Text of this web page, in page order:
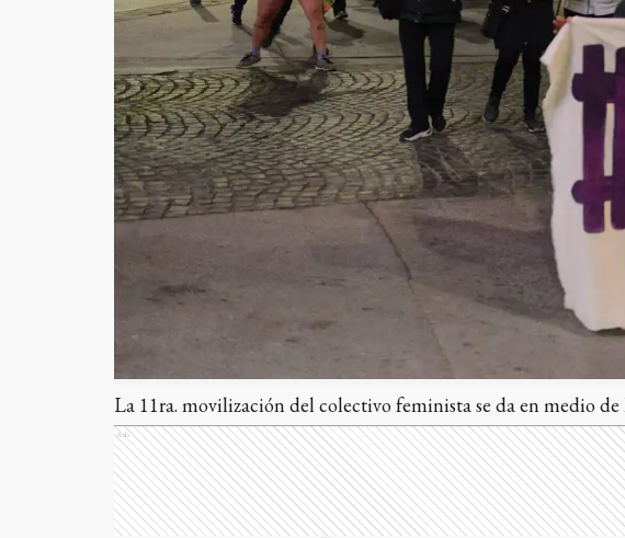
La 11ra. movilización del colectivo feminista se da en medio
Ads